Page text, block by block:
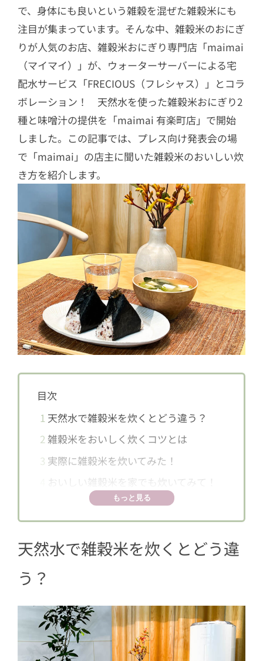
で、身体にも良いという雑穀を混ぜた雑穀米にも
注目が集まっています。そんな中、雑穀米のおにぎ
りが人気のお店、雑穀米おにぎり専門店「maimai
（マイマイ）」が、ウォーターサーバーによる宅
配水サービス「FRECIOUS（フレシャス）」とコラ
ボレーション！ 天然水を使った雑穀米おにぎり2
種と味噌汁の提供を「maimai 有楽町店」で開始
しました。この記事では、プレス向け発表会の場
で「maimai」の店主に聞いた雑穀米のおいしい炊
き方を紹介します。
目次
1 天然水で雑穀米を炊くとどう違う？
2雑穀米をおいしく炊くコツとは
3 実際に雑穀米を炊いてみた！
おいしい雑穀米を家でも炊いてみて！
もっと見る
天然水で雑穀米を炊くとどう違
う？